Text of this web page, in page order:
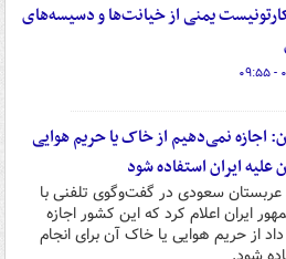
یمنی از خیانت‌ها و دسیسه‌های
اجازه نمی‌دهیم از خاک یا حریم هوایی
علیه ایران استفاده شود
سعودی در گفت‌وگوی تلفنی با
ایران اعلام کرد که این کشور اجازه
از حریم هوایی یا خاک آن برای انجام